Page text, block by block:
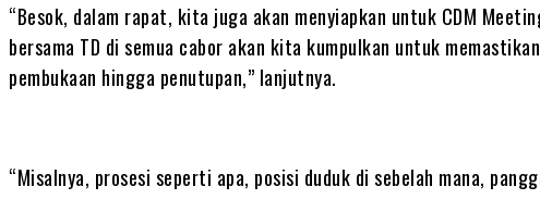
“Besok, dalam rapat, kita juga akan menyiapkan untuk CDM
bersama TD di semua cabor akan kita kumpulkan untuk
pembukaan hingga penutupan,” lanjutnya.
“Misalnya, prosesi seperti apa, posisi duduk di sebelah mana,